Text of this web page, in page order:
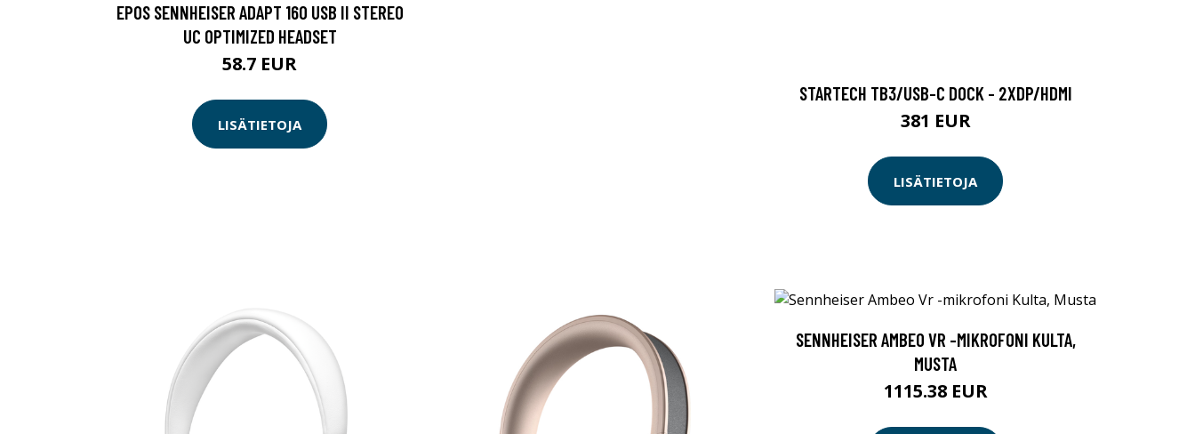
EPOS SENNHEISER ADAPT 160 USB II STEREO
UC OPTIMIZED HEADSET
58.7 EUR
LISÄTIETOJA
STARTECH TB3/USB-C DOCK - 2XDP/HDMI
381 EUR
LISÄTIETOJA
SENNHEISER AMBEO VR -MIKROFONI KULTA,
MUSTA
1115.38 EUR